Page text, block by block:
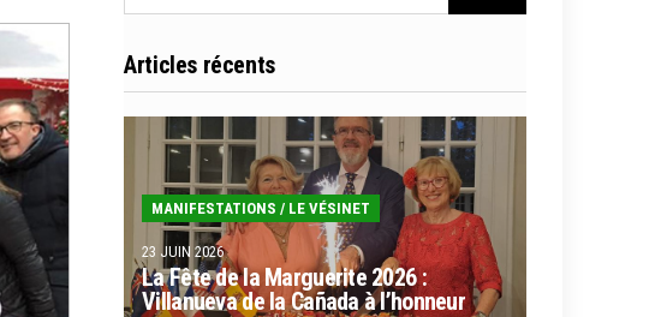
Articles récents
MANIFESTATIONS / LE VÉSINET
23 JUIN 2026
La Fête de la Marguerite 2026 :
Villanueva de la Cañada à l’honneur